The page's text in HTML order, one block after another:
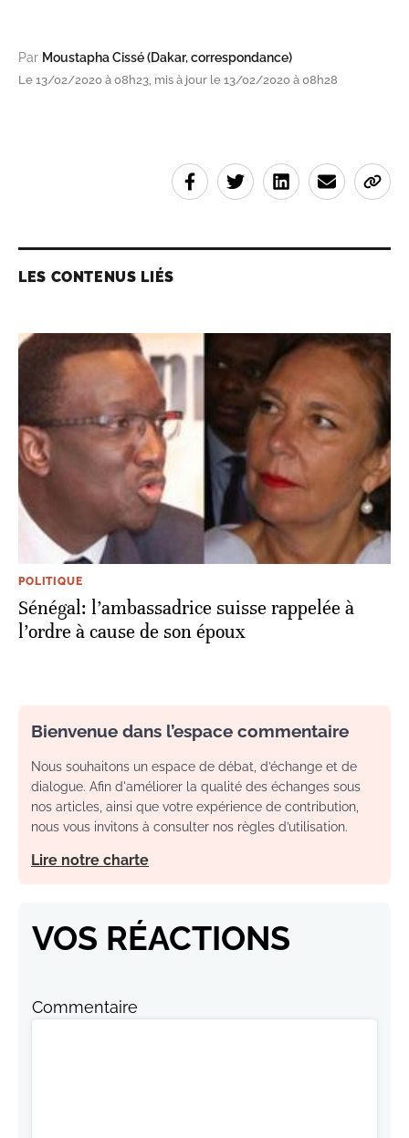
Par Moustapha Cissé (Dakar, correspondance)
Le 13/02/2020 à 08h23, mis à jour le 13/02/2020 à 08h28
LES CONTENUS LIÉS
POLITIQUE
Sénégal: l’ambassadrice suisse rappelée à
l’ordre à cause de son époux
Bienvenue dans l’espace commentaire
Nous souhaitons un espace de débat, d’échange et de
dialogue. Afin d'améliorer la qualité des échanges sous
nos articles, ainsi que votre expérience de contribution,
nous vous invitons à consulter nos règles d’utilisation.
Lire notre charte
VOS RÉACTIONS
Commentaire